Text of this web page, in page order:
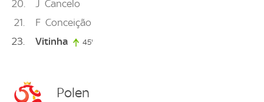
20 J Cancelo
21
F Conceição
23
Vitinha 45'
Polen